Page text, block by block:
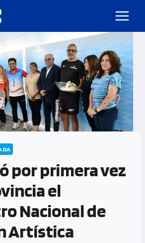
por primera vez
el
Nacional de
Artística